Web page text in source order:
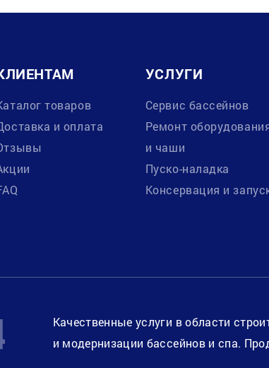
товаров
и оплата
УСЛУГИ
Сервис бассейнов
Ремонт
и чаши
Пуско-наладка
Консервация и
Качественные услуги в области
и модернизации бассейнов и спа.